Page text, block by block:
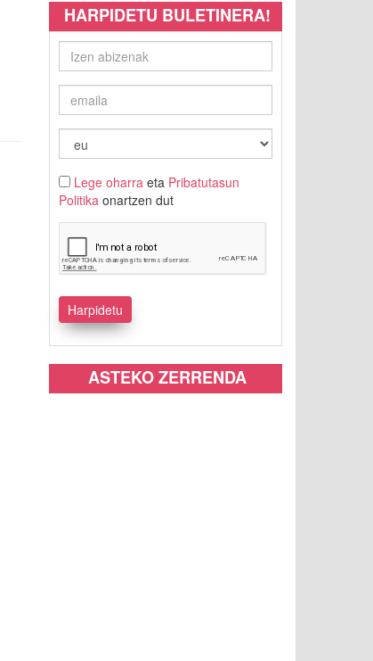
HARPIDETU BULETINERA!
Lege oharraeta Pribatutasun
Politikaonartzen dut
ASTEKO ZERRENDA